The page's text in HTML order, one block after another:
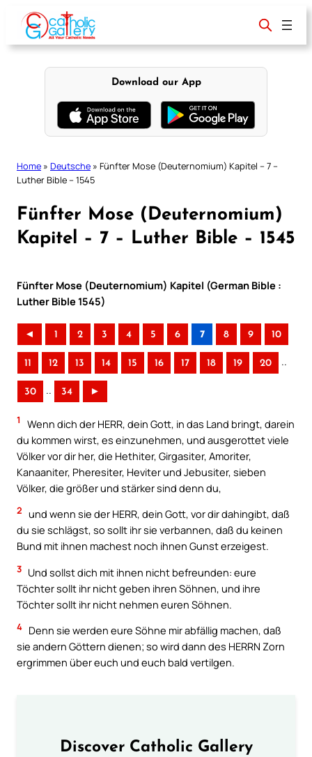
content
Download our App
Home » Deutsche » Fünfter Mose (Deuternomium) Kapitel – 7 –
Luther Bible – 1545
Fünfter Mose (Deuternomium)
Kapitel – 7 – Luther Bible – 1545
Fünfter Mose (Deuternomium) Kapitel (German Bible :
Luther Bible 1545)
◄ 1 2 3 4 5 6 7 8 9 10
11 12 13 14 15 16 17 18 19 20 ..
30 .. 34 ►
1
Wenn dich der HERR, dein Gott, in das Land bringt, darein
du kommen wirst, es einzunehmen, und ausgerottet viele
Völker vor dir her, die Hethiter, Girgasiter, Amoriter,
Kanaaniter, Pheresiter, Heviter und Jebusiter, sieben
Völker, die größer und stärker sind denn du,
2 und wenn sie der HERR, dein Gott, vor dir dahingibt, daß
du sie schlägst, so sollt ihr sie verbannen, daß du keinen
Bund mit ihnen machest noch ihnen Gunst erzeigest.
3 Und sollst dich mit ihnen nicht befreunden: eure
Töchter sollt ihr nicht geben ihren Söhnen, und ihre
Töchter sollt ihr nicht nehmen euren Söhnen.
4 Denn sie werden eure Söhne mir abfällig machen, daß
sie andern Göttern dienen; so wird dann des HERRN Zorn
ergrimmen über euch und euch bald vertilgen.
Discover Catholic Gallery